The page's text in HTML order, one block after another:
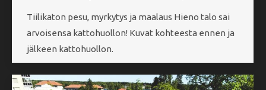
Tiilikaton pesu, myrkytys ja maalaus Hieno talo sai
arvoisensa kattohuollon! Kuvat kohteesta ennen ja
jälkeen kattohuollon.